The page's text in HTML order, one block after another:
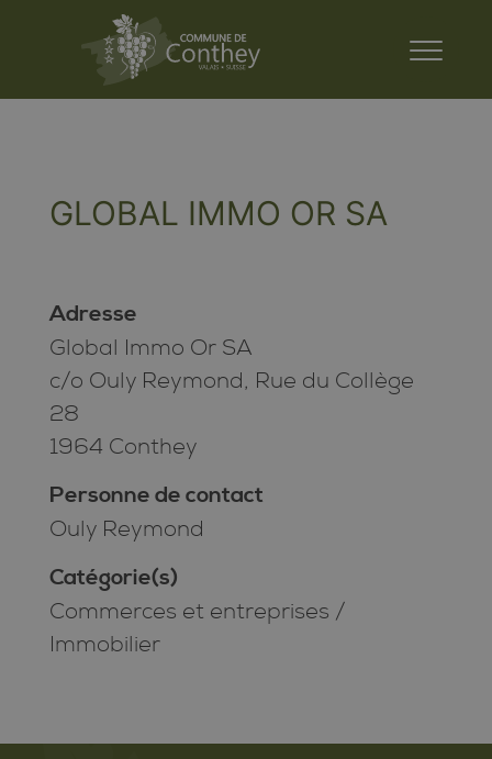
GLOBAL IMMO OR SA
Adresse
Global Immo Or SA
c/o Ouly Reymond, Rue du Collège
28
1964 Conthey
Personne de contact
Ouly Reymond
Catégorie(s)
Commerces et entreprises /
Immobilier